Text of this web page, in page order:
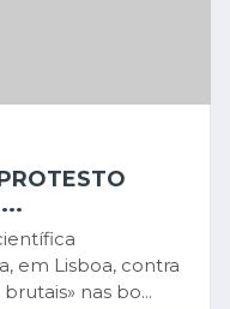
em Lisboa, contra
nas bo...